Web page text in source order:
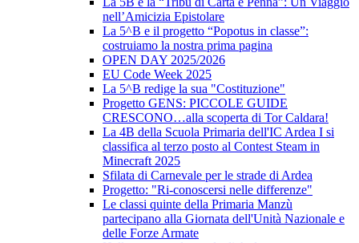
nell’Amicizia Epistolare
La 5^B e il progetto “Popotus in classe”:
costruiamo la nostra prima pagina
OPEN DAY 2025/2026
EU Code Week 2025
La 5^B redige la sua "Costituzione"
Progetto GENS: PICCOLE GUIDE
CRESCONO…alla scoperta di Tor Caldara!
La 4B della Scuola Primaria dell'IC Ardea I si
classifica al terzo posto al Contest Steam in
Minecraft 2025
Sfilata di Carnevale per le strade di Ardea
Progetto: "Ri-conoscersi nelle differenze"
Le classi quinte della Primaria Manzù
partecipano alla Giornata dell'Unità Nazionale e
delle Forze Armate